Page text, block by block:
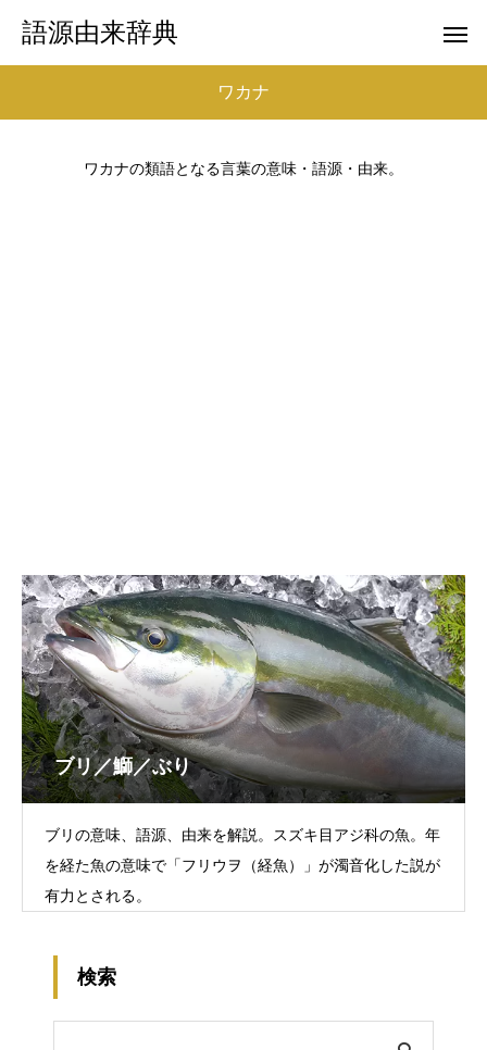
語源由来辞典
ワカナ
ワカナの類語となる言葉の意味・語源・由来。
ブリ／鰤／ぶり
ブリの意味、語源、由来を解説。スズキ目アジ科の魚。年
を経た魚の意味で「フリウヲ（経魚）」が濁音化した説が
有力とされる。
検索